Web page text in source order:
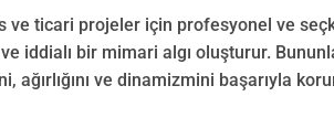
ve ticari projeler için profesyonel ve
iddialı bir mimari algı oluşturur.
ve dinamizmini başarıyla